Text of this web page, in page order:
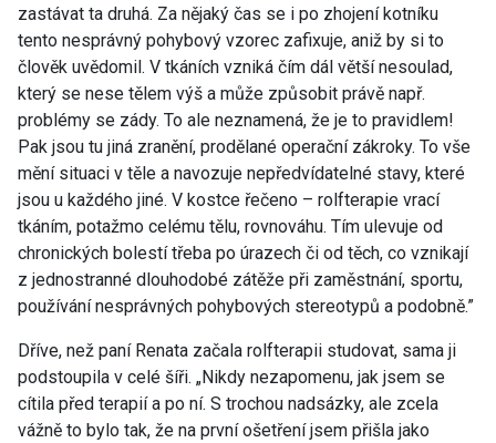
zastávat ta druhá. Za nějaký čas se i po zhojení kotníku
tento nesprávný pohybový vzorec zafixuje, aniž by si to
člověk uvědomil. V tkáních vzniká čím dál větší nesoulad,
který se nese tělem výš a může způsobit právě např.
problémy se zády. To ale neznamená, že je to pravidlem!
Pak jsou tu jiná zranění, prodělané operační zákroky. To vše
mění situaci v těle a navozuje nepředvídatelné stavy, které
jsou u každého jiné. V kostce řečeno – rolfterapie vrací
tkáním, potažmo celému tělu, rovnováhu. Tím ulevuje od
chronických bolestí třeba po úrazech či od těch, co vznikají
z jednostranné dlouhodobé zátěže při zaměstnání, sportu,
používání nesprávných pohybových stereotypů a podobně.”
Dříve, než paní Renata začala rolfterapii studovat, sama ji
podstoupila v celé šíři. „Nikdy nezapomenu, jak jsem se
cítila před terapií a po ní. S trochou nadsázky, ale zcela
vážně to bylo tak, že na první ošetření jsem přišla jako